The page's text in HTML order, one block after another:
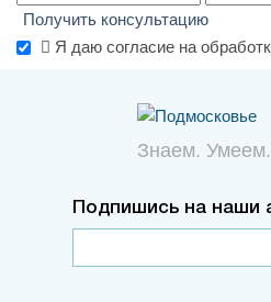
Получить консультацию
Я даю согласие на
Знаем.
Подпишись на наши